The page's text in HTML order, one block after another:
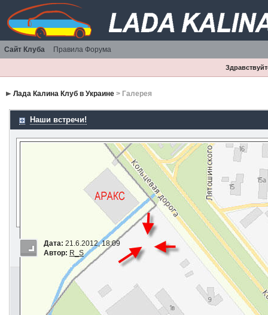
Сайт Клуба Правила Форума
Лада Калина Клуб в Украине> Галерея
Наши встречи!
Дата: 21.6.2012, 18:09
Автор: R_S